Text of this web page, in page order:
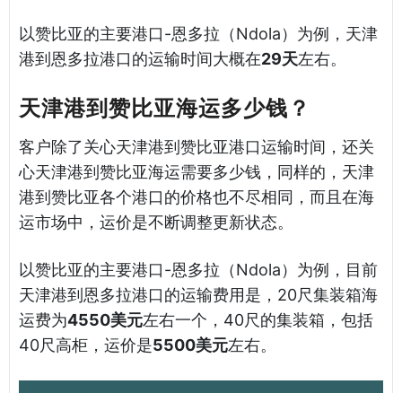
以赞比亚的主要港口-恩多拉（Ndola）为例，天津
港到恩多拉港口的运输时间大概在29天左右。
天津港到赞比亚海运多少钱？
客户除了关心天津港到赞比亚港口运输时间，还关
心天津港到赞比亚海运需要多少钱，同样的，天津
港到赞比亚各个港口的价格也不尽相同，而且在海
运市场中，运价是不断调整更新状态。
以赞比亚的主要港口-恩多拉（Ndola）为例，目前
天津港到恩多拉港口的运输费用是，20尺集装箱海
运费为4550美元左右一个，40尺的集装箱，包括
40尺高柜，运价是5500美元左右。